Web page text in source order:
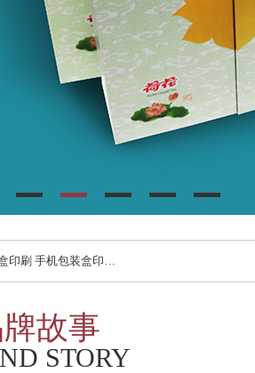
包装印刷 药品盒包装印刷
STORY
故事